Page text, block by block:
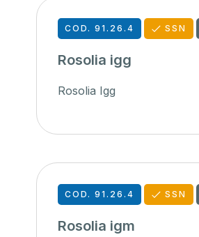
COD. 91.26.4 SSN
Rosolia igg
Rosolia Igg
COD. 91.26.4 SSN
Rosolia igm